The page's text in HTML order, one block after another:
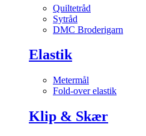
Quiltetråd
Sytråd
DMC Broderigarn
Elastik
Metermål
Fold-over elastik
Klip & Skær